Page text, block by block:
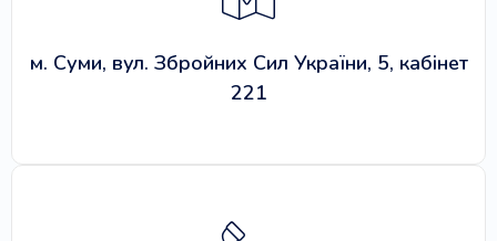
м. Суми, вул. Збройних Сил України, 5, кабінет
221